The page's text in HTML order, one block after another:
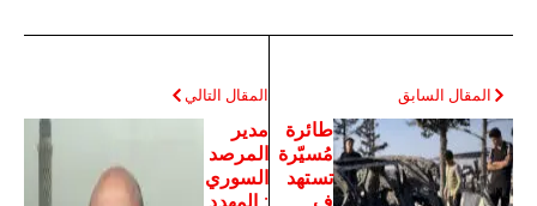
المقال السابق
طائرة
مُسيّرة
تستهد
ف
المقال التالي
مدير
المرصد
السوري
: المهدد